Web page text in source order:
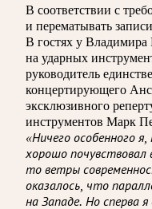
В соответствии с
и перематывать
В гостях у
на ударных
руководитель
концертирующего
эксклюзивного
инструментов Марк
«Ничего особенного
хорошо почувствовал
то ветры
оказалось, что
на Западе. Но сперва